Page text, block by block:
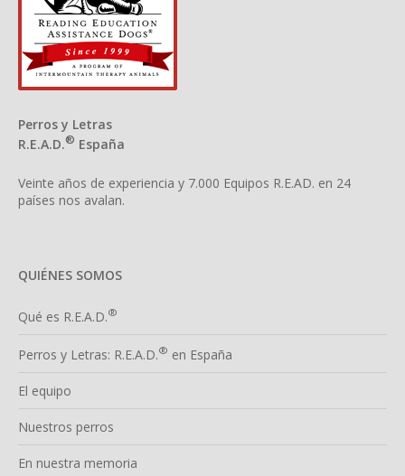
Perros y Letras
R.E.A.D.® España
Veinte años de experiencia y 7.000 Equipos R.E.AD. en 24
países nos avalan.
QUIÉNES SOMOS
Qué es R.E.A.D.®
Perros y Letras: R.E.A.D.® en España
El equipo
Nuestros perros
En nuestra memoria